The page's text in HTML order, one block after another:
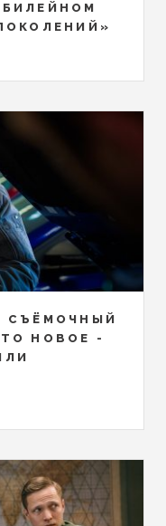
СЪЁМОЧНЫЙ
НОВОЕ -